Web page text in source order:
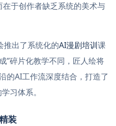
于创作者缺乏系统的美术与
推出了系统化的AI漫剧培训课
”碎片化教学不同，匠人绘将
的AI工作流深度结合，打造了
习体系。
装